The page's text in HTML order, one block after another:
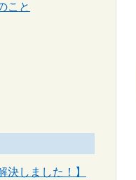
こと
決しました！】